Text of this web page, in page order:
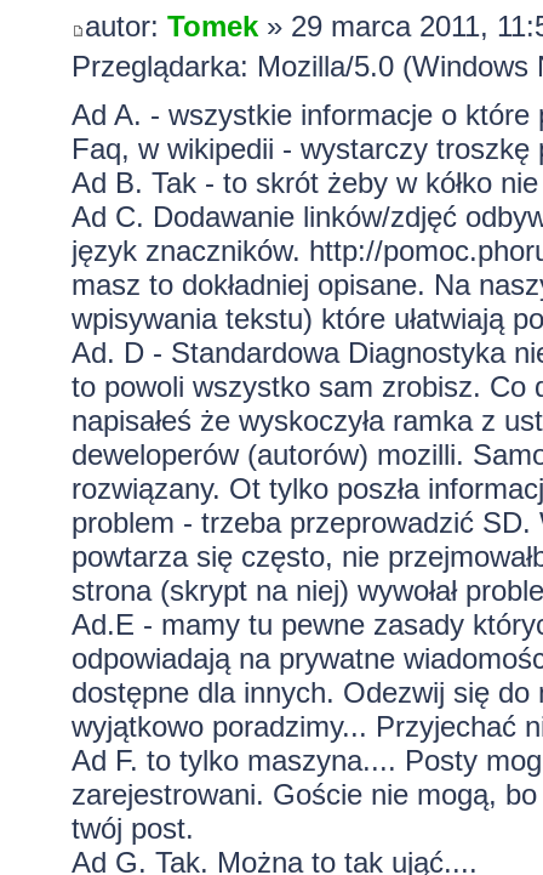
autor: Tomek» 29 marca 2011,
Przeglądarka: Mozilla/5.0
Ad A. - wszystkie informacje o
Faq, w wikipedii - wystarczy troszkę
Ad B. Tak - to skrót żeby w kółko
Ad C. Dodawanie linków/zdjęć
język znaczników. http://
masz to dokładniej opisane. Na
wpisywania tekstu) które ułatwiają
Ad. D - Standardowa Diagnostyka
to powoli wszystko sam zrobisz. Co
napisałeś że wyskoczyła ramka z
deweloperów (autorów) mozilli.
rozwiązany. Ot tylko poszła
problem - trzeba przeprowadzić
powtarza się często, nie
strona (skrypt na niej) wywołał
Ad.E - mamy tu pewne zasady
odpowiadają na prywatne
dostępne dla innych. Odezwij się
wyjątkowo poradzimy... Przyjechać
Ad F. to tylko maszyna.... Posty
zarejestrowani. Goście nie mogą,
twój post.
Ad G. Tak. Można to tak ująć....